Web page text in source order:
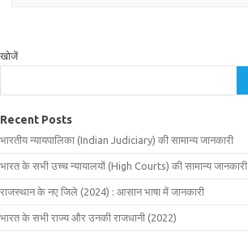
खोजें
Recent Posts
भारतीय न्यायपालिका (Indian Judiciary) की सामान्य जानकारी
भारत के सभी उच्च न्यायालयों (High Courts) की सामान्य जानकारी
राजस्थान के नए जिले (2024) : आसान भाषा में जानकारी
भारत के सभी राज्य और उनकी राजधानी (2022)